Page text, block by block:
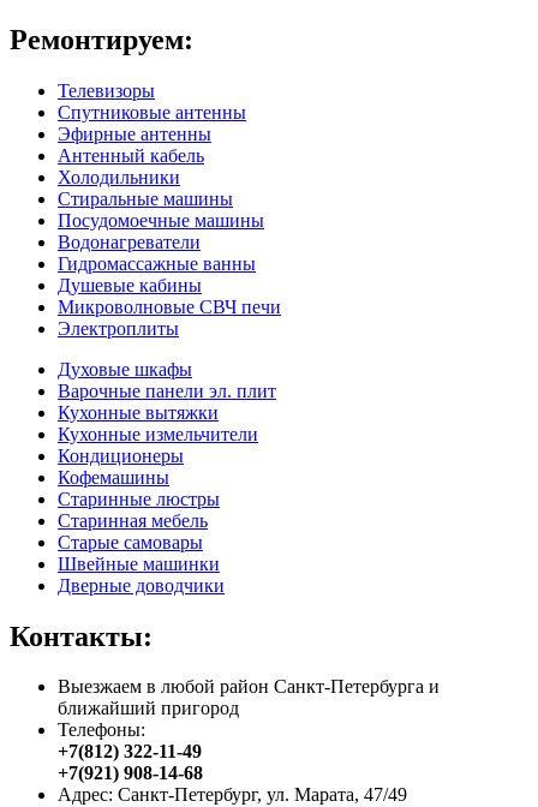
Ремонтируем:
Телевизоры
Спутниковые антенны
Эфирные антенны
Антенный кабель
Холодильники
Стиральные машины
Посудомоечные машины
Водонагреватели
Гидромассажные ванны
Душевые кабины
Микроволновые СВЧ печи
Электроплиты
Духовые шкафы
Варочные панели эл. плит
Кухонные вытяжки
Кухонные измельчители
Кондиционеры
Кофемашины
Старинные люстры
Старинная мебель
Старые самовары
Швейные машинки
Дверные доводчики
Контакты:
Выезжаем в любой район Санкт-Петербурга и
ближайший пригород
Телефоны:
+7(812) 322-11-49
+7(921) 908-14-68
Адрес: Санкт-Петербург, ул. Марата, 47/49